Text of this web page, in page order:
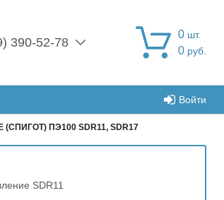
390-52-78
0 шт.
0 руб.
Войти
ПЭ100 SDR11, SDR17
SDR11